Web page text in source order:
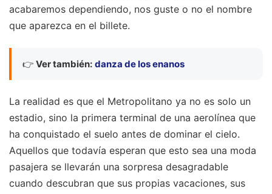
acabaremos dependiendo, nos guste o no el nombre
que aparezca en el billete.
👉 Ver también: danza de los enanos
La realidad es que el Metropolitano ya no es solo un
estadio, sino la primera terminal de una aerolínea que
ha conquistado el suelo antes de dominar el cielo.
Aquellos que todavía esperan que esto sea una moda
pasajera se llevarán una sorpresa desagradable
cuando descubran que sus propias vacaciones, sus